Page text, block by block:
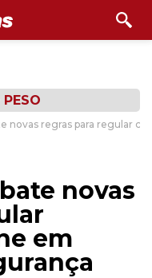
novas regras para regular
novas
em